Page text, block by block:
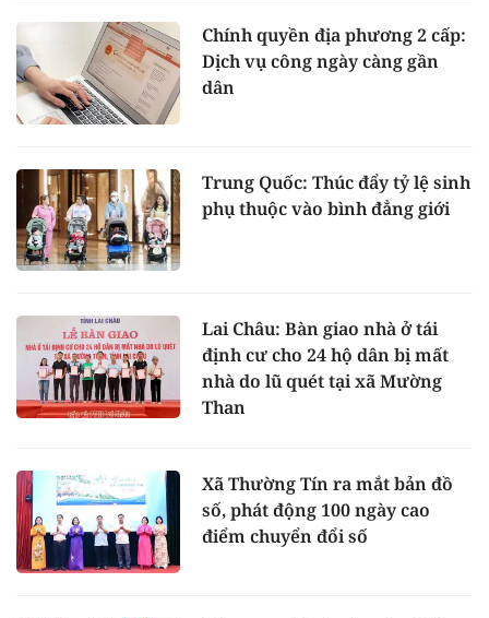
Chính quyền địa phương 2 cấp:
Dịch vụ công ngày càng gần
dân
Trung Quốc: Thúc đẩy tỷ lệ sinh
phụ thuộc vào bình đẳng giới
Lai Châu: Bàn giao nhà ở tái
định cư cho 24 hộ dân bị mất
nhà do lũ quét tại xã Mường
Than
Xã Thường Tín ra mắt bản đồ
số, phát động 100 ngày cao
điểm chuyển đổi số